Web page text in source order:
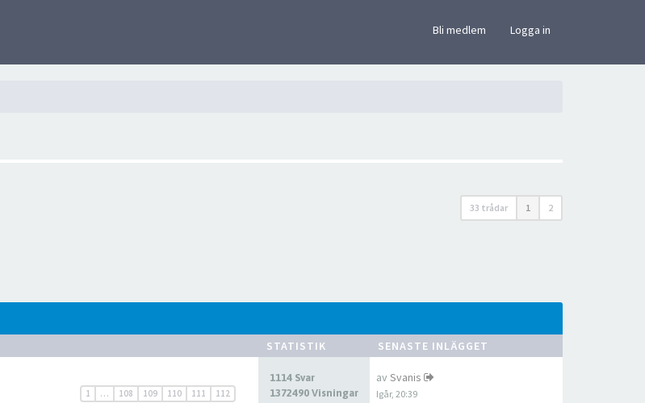
Bli medlem Logga in
33 trådar 1 2
STATISTIK SENASTE INLÄGGET
1 … 108 109 110 111 112
1114 Svar
1372490 Visningar
av Svanis
Igår, 20:39